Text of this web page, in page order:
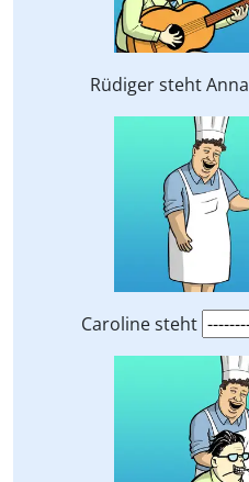
Rüdiger steht Anna
Caroline steht